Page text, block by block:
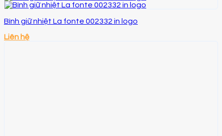
Bình giữ nhiệt La fonte 002332 in logo
Liên hệ